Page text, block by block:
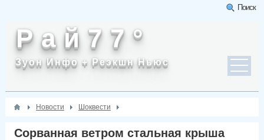
Поиск
Р а й 7 7 °
Зуон Инфо + Реэкшн Ньюс
Новости Шоквести
Сорванная ветром стальная крыша